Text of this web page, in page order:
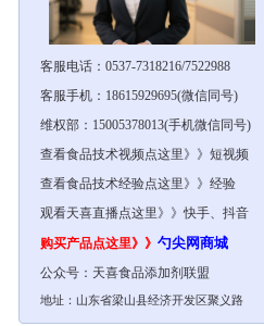
客服电话：0537-7318216/7522988
客服手机：18615929695(微信同号)
维权部：15005378013(手机微信同号)
查看食品技术视频点这里》》短视频
查看食品技术经验点这里》》经验
观看天喜直播点这里》》快手、抖音
购买产品点这里》》 勺尖网商城
公众号： 天喜食品添加剂联盟
地址：山东省梁山县经济开发区聚义路